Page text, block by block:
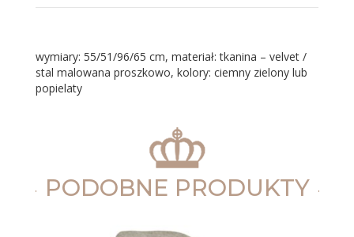
wymiary: 55/51/96/65 cm, materiał: tkanina – velvet /
stal malowana proszkowo, kolory: ciemny zielony lub
popielaty
PODOBNE PRODUKTY